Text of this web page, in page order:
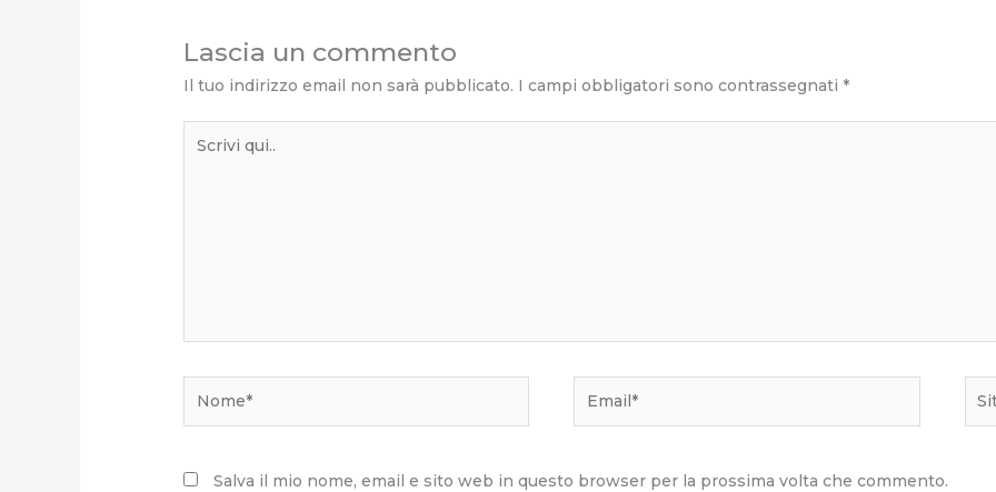
Lascia un commento
Il tuo indirizzo email non sarà pubblicato. I campi obbligatori sono contrassegnati *
qui..
Salva il mio nome, email e sito web in questo browser per la prossima volta che commento.